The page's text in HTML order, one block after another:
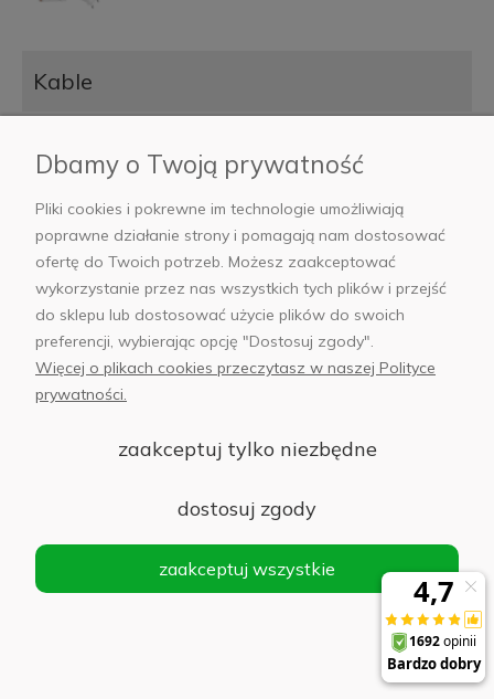
Kable
Kabel USB-A-do USB-C Somostel czerwony
25,00 zł
o
dostępności
Kabel USB-A USB-C SMS-BP04 3A 1.2 m
Somostel czarny
Kabel USB-C Somostel 240 W 100 cm Czarny -
Dbamy o Twoją prywatność
Pliki cookies i pokrewne im technologie umożliwiają
poprawne działanie strony i pomagają nam dostosować
ofertę do Twoich potrzeb. Możesz zaakceptować
wykorzystanie przez nas wszystkich tych plików i przejść
do sklepu lub dostosować użycie plików do swoich
preferencji, wybierając opcję "Dostosuj zgody".
Więcej o plikach cookies przeczytasz w naszej Polityce
prywatności.
zaakceptuj tylko niezbędne
dostosuj zgody
zaakceptuj wszystkie